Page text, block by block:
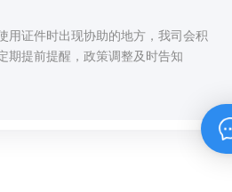
用证件时出现协助的地方，我司会积
期提前提醒，政策调整及时告知